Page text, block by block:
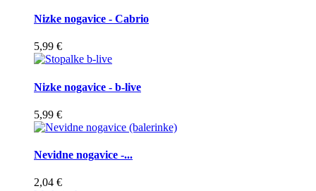
Nizke nogavice - Cabrio
5,99 €
Nizke nogavice - b-live
5,99 €
Nevidne nogavice -...
2,04 €